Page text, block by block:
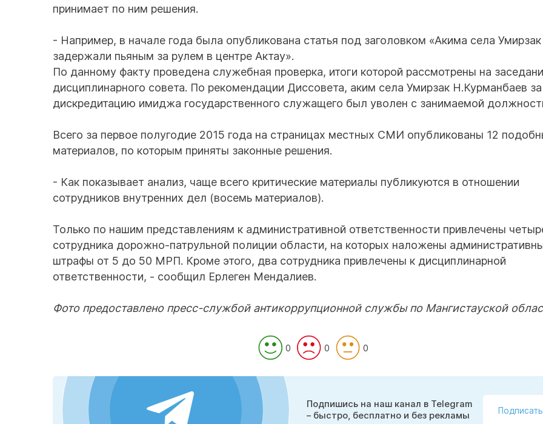
принимает по ним решения.
- Например, в начале года была опубликована статья под заголовком «Акима села Умирзак
задержали пьяным за рулем в центре Актау».
По данному факту проведена служебная проверка, итоги которой рассмотрены на
дисциплинарного совета. По рекомендации Диссовета, аким села Умирзак Н.Курманбаев за
дискредитацию имиджа государственного служащего был уволен с занимаемой
Всего за первое полугодие 2015 года на страницах местных СМИ опубликованы 12
материалов, по которым приняты законные решения.
- Как показывает анализ, чаще всего критические материалы публикуются в отношении
сотрудников внутренних дел (восемь материалов).
Только по нашим представлениям к административной ответственности привлечены
сотрудника дорожно-патрульной полиции области, на которых наложены
штрафы от 5 до 50 МРП. Кроме этого, два сотрудника привлечены к дисциплинарной
ответственности, - сообщил Ерлеген Мендалиев.
Фото предоставлено пресс-службой антикоррупционной службы по Мангистауской
0 0 0
Подпишись на наш канал в Telegram
– быстро, бесплатно и без рекламы